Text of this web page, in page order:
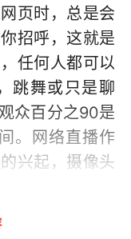
页时，总是会
招呼，这就是
任何人都可以
跳舞或只是聊
众百分之90是
。网络直播作
兴起，摄像头
络主播们，一
人对网络主播